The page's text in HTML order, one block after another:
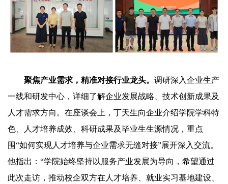
聚焦产业需求，精准对接行业龙头。 调研深入企业生产
一线和研发中心，详细了解企业发展战略、技术创新成果及
人才需求方向。在座谈会上，丁天生向企业介绍学院学科特
色、人才培养成效、科研成果及毕业生生源情况，重点
围“如何实现人才培养与企业需求无缝对接”展开深入交流。
他指出：“学院始终坚持以服务产业发展为导向，希望通过
此次走访，推动校企双方在人才培养、就业实习基地建设、